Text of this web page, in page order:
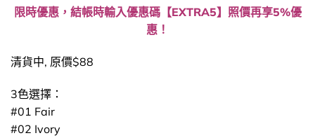
限時優惠，結帳時輸入優惠碼【EXTRA5】照價再享5%優
惠！
清貨中, 原價$88
3色選擇：
#01 Fair
#02 Ivory